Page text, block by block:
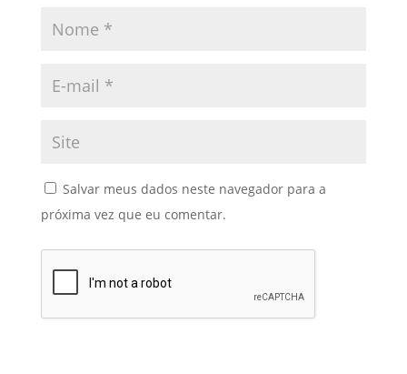
Salvar meus dados neste navegador para a
próxima vez que eu comentar.